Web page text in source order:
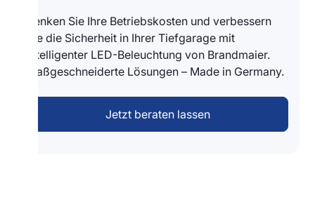
Senken Sie Ihre Betriebskosten und verbessern
Sie die Sicherheit in Ihrer Tiefgarage mit
intelligenter LED-Beleuchtung von Brandmaier.
Maßgeschneiderte Lösungen – Made in Germany.
Jetzt beraten lassen